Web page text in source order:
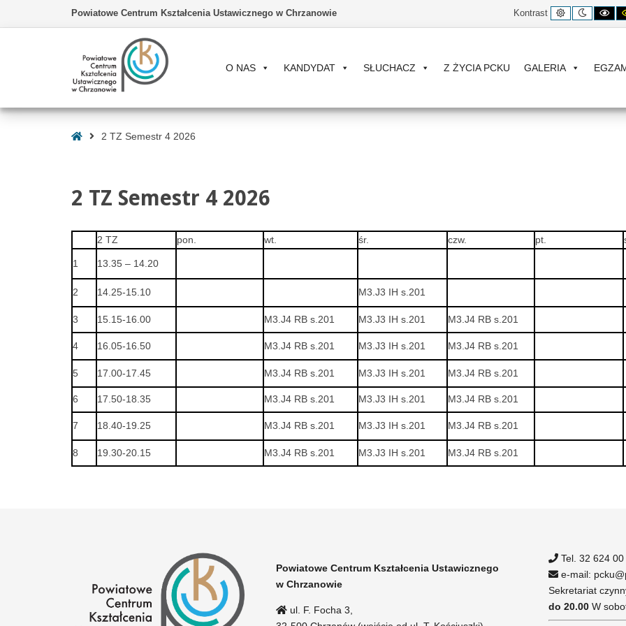
–
Powiatowe Centrum Kształcenia Ustawicznego w Chrzanowie Kontrast
Kontrast
domyślny
Tryb
nocny
O NAS KANDYDAT SŁUCHACZ Z ŻYCIA PCKU GALERIA
Strona2 TZ Semestr 4 2026
2 TZ Semestr 4 2026
2 TZ pon. wt. śr. czw. pt.
1 13.35 – 14.20
2 14.25-15.10 M3.J3 IH s.201
3 15.15-16.00 M3.J4 RB s.201 M3.J3 IH s.201 M3.J4 RB s.201
4 16.05-16.50 M3.J4 RB s.201 M3.J3 IH s.201 M3.J4 RB s.201
5 17.00-17.45 M3.J4 RB s.201 M3.J3 IH s.201 M3.J4 RB s.201
6 17.50-18.35 M3.J4 RB s.201 M3.J3 IH s.201 M3.J4 RB s.201
7 18.40-19.25 M3.J4 RB s.201 M3.J3 IH s.201 M3.J4 RB s.201
8 19.30-20.15 M3.J4 RB s.201 M3.J3 IH s.201 M3.J4 RB s.201
Powiatowe Centrum Kształcenia Ustawicznego
w Chrzanowie
ul. F. Focha 3,
Tel. 32 624 00
e-mail:
Sekretariat
do 20.00W